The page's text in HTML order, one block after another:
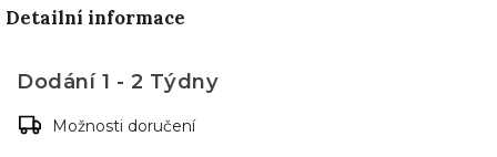
Detailní informace
Dodání 1 - 2 Týdny
Možnosti doručení